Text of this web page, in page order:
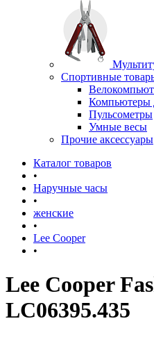
Спортивные
Компьютеры
Пульсометры
Умные весы
Прочие аксессуары
Каталог товаров
•
Наручные часы
•
женские
•
Lee Cooper
•
Lee Cooper
LC06395.435